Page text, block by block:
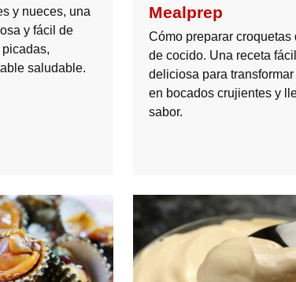
y nueces, una
y fácil de
picadas,
saludable.
Mealprep
Cómo preparar croquetas
de cocido. Una receta
deliciosa para
en bocados crujientes y
sabor.